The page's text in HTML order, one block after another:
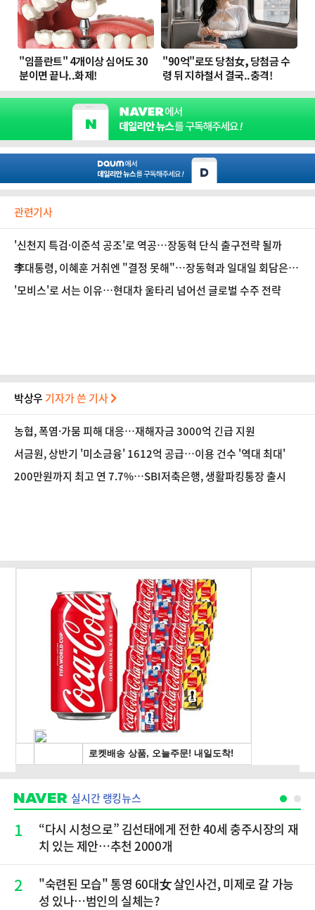
관련기사
'신천지 특검·이준석 공조'로 역공…장동혁 단식 출구전략 될까
李대통령, 이혜훈 거취엔 "결정 못해"…장동혁과 일대일 회담은
'거절'
'모비스'로 서는 이유…현대차 울타리 넘어선 글로벌 수주 전략
박상우 기자가 쓴 기사
농협, 폭염·가뭄 피해 대응…재해자금 3000억 긴급 지원
서금원, 상반기 '미소금융' 1612억 공급…이용 건수 '역대 최대'
200만원까지 최고 연 7.7%…SBI저축은행, 생활파킹통장 출시
실시간 랭킹뉴스
1
“다시 시청으로” 김선태에게 전한 40세 충주시장의 재
치 있는 제안…추천 2000개
2
"숙련된 모습" 통영 60대女 살인사건, 미제로 갈 가능
성 있나…범인의 실체는?